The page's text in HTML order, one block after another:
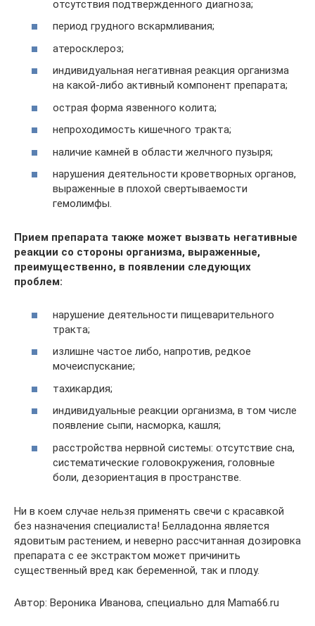
отсутствия подтвержденного диагноза;
период грудного вскармливания;
атеросклероз;
индивидуальная негативная реакция организма
на какой-либо активный компонент препарата;
острая форма язвенного колита;
непроходимость кишечного тракта;
наличие камней в области желчного пузыря;
нарушения деятельности кроветворных органов,
выраженные в плохой свертываемости
гемолимфы.
Прием препарата также может вызвать негативные
реакции со стороны организма, выраженные,
преимущественно, в появлении следующих
проблем:
нарушение деятельности пищеварительного
тракта;
излишне частое либо, напротив, редкое
мочеиспускание;
тахикардия;
индивидуальные реакции организма, в том числе
появление сыпи, насморка, кашля;
расстройства нервной системы: отсутствие сна,
систематические головокружения, головные
боли, дезориентация в пространстве.
Ни в коем случае нельзя применять свечи с красавкой
без назначения специалиста! Белладонна является
ядовитым растением, и неверно рассчитанная дозировка
препарата с ее экстрактом может причинить
существенный вред как беременной, так и плоду.
Автор: Вероника Иванова, специально для Mama66.ru